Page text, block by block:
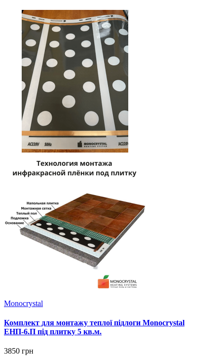
Monocrystal
Комплект для монтажу теплої підлоги Monocrystal
ЕНП-6.П під плитку 5 кв.м.
3850 грн